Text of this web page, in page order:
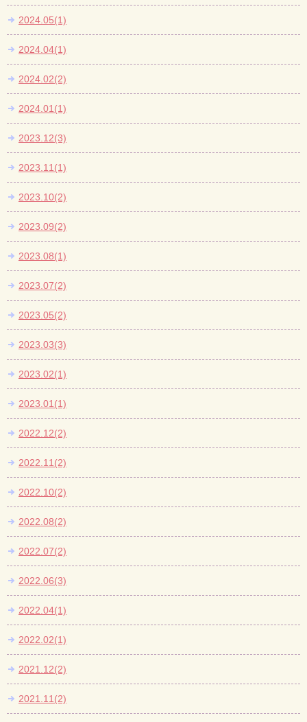
2024.05(1)
2024.04(1)
2024.02(2)
2024.01(1)
2023.12(3)
2023.11(1)
2023.10(2)
2023.09(2)
2023.08(1)
2023.07(2)
2023.05(2)
2023.03(3)
2023.02(1)
2023.01(1)
2022.12(2)
2022.11(2)
2022.10(2)
2022.08(2)
2022.07(2)
2022.06(3)
2022.04(1)
2022.02(1)
2021.12(2)
2021.11(2)